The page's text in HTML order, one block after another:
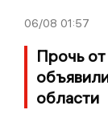
06/08 01:57
Прочь
области